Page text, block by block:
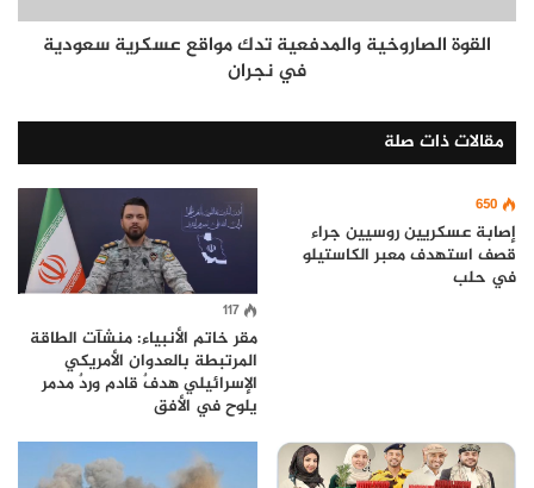
القوة الصاروخية والمدفعية تدك مواقع عسكرية سعودية
في نجران
مقالات ذات صلة
650
إصابة عسكريين روسيين جراء
قصف استهدف معبر الكاستيلو
في حلب
117
مقر خاتم الأنبياء: منشآت الطاقة
المرتبطة بالعدوان الأمريكي
الإسرائيلي هدفٌ قادم وردٌ مدمر
يلوح في الأفق